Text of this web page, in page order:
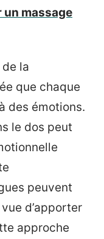
massage
la
que chaque
des émotions.
le dos peut
peuvent
d’apporter
approche